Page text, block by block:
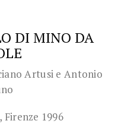
DI MINO DA
Artusi e Antonio
Firenze 1996